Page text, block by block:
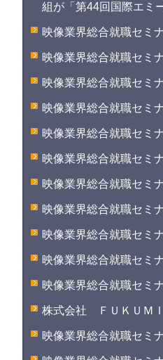
組が「第44回国際エミ
映像業界総合就職セミ
映像業界総合就職セミ
映像業界総合就職セミ
映像業界総合就職セミ
映像業界総合就職セミ
映像業界総合就職セミ
映像業界総合就職セミ
映像業界総合就職セミ
映像業界総合就職セミ
映像業界総合就職セミ
映像業界総合就職セミ
株式会社 ＦＵＫＵＭＩ
映像業界総合就職セミ